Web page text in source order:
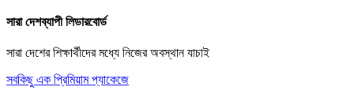
সারা দেশব্যাপী লিডারবোর্ড
সারা দেশের শিক্ষার্থীদের মধ্যে নিজের অবস্থান যাচাই
সবকিছু এক প্রিমিয়াম প্যাকেজে